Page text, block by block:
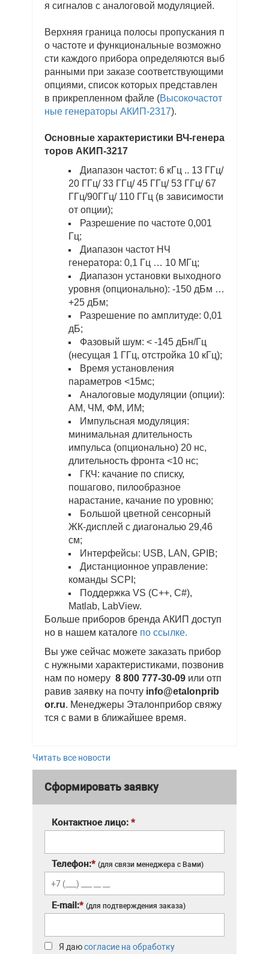
я сигналов с аналоговой модуляцией.
Верхняя граница полосы пропускания п
о частоте и функциональные возможно
сти каждого прибора определяются выб
ранными при заказе соответствующими
опциями, список которых представлен
в прикрепленном файле (Высокочастот
ные генераторы АКИП-2317).
Основные характеристики ВЧ-генера
торов АКИП-3217
Диапазон частот: 6 кГц .. 13 ГГц/
20 ГГц/ 33 ГГц/ 45 ГГц/ 53 ГГц/ 67
ГГц/90ГГц/ 110 ГГц (в зависимости
от опции);
Разрешение по частоте 0,001
Гц;
Диапазон частот НЧ
генератора: 0,1 Гц … 10 МГц;
Диапазон установки выходного
уровня (опционально): -150 дБм …
+25 дБм;
Разрешение по амплитуде: 0,01
дБ;
Фазовый шум: < -145 дБн/Гц
(несущая 1 ГГц, отстройка 10 кГц);
Время установления
параметров <15мс;
Аналоговые модуляции (опции):
АМ, ЧМ, ФМ, ИМ;
Импульсная модуляция:
минимальная длительность
импульса (опционально) 20 нс,
длительность фронта <10 нс;
ГКЧ: качание по списку,
пошагово, пилообразное
нарастание, качание по уровню;
Большой цветной сенсорный
ЖК-дисплей с диагональю 29,46
см;
Интерфейсы: USB, LAN, GPIB;
Дистанционное управление:
команды SCPI;
Поддержка VS (C++, C#),
Matlab, LabView.
Больше приборов бренда АКИП доступ
но в нашем каталоге по ссылке.
Вы уже сейчас можете заказать прибор
с нужными характеристиками, позвонив
нам по номеру 8 800 777-30-09 или отп
равив заявку на почту info@etalonprib
or.ru. Менеджеры Эталонприбор свяжу
тся с вами в ближайшее время.
Читать все новости
Сформировать заявку
Контактное лицо: *
Телефон:* (для связи менеджера с Вами)
E-mail:* (для подтверждения заказа)
Я даюсогласие на обработку